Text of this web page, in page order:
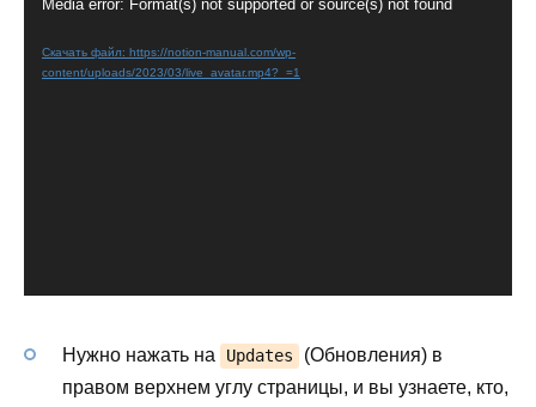
Видеоплеер
Media error: Format(s) not supported or source(s) not found
Скачать файл: https://notion-manual.com/wp-
content/uploads/2023/03/live_avatar.mp4?_=1
Нужно нажать на Updates
(Обновления) в
правом верхнем углу страницы, и вы узнаете, кто,